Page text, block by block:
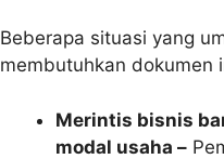
Beberapa situasi yang
membutuhkan dokumen
Merintis bisnis
modal usaha –